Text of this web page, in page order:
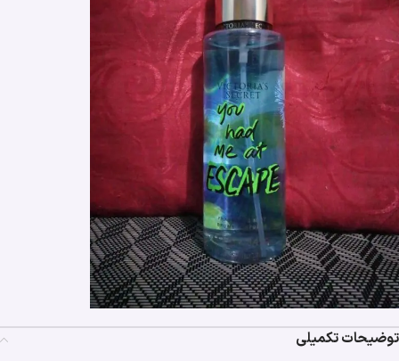
توضیحات تکمیلی